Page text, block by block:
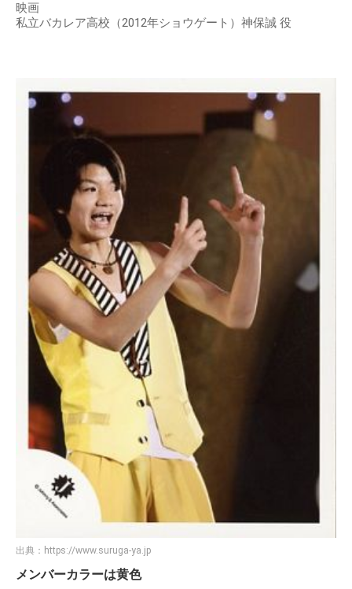
映画
私立バカレア高校（2012年ショウゲート）神保誠 役
出典： https://www.suruga-ya.jp
メンバーカラーは黄色